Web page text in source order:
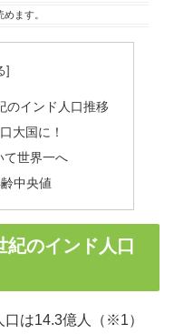
めます。
のインド人口推移
大国に！
て世界一へ
中央値
のインド人口
は14.3億人（※1）